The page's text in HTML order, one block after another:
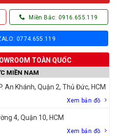
Miền Bắc: 0916.655.119
0774.655.119
TOÀN QUỐC
MIỀN NAM
An Khánh, Quận 2, Thủ Đức, HCM
Xem bản đồ
4, Quận 10, HCM
Xem bản đồ